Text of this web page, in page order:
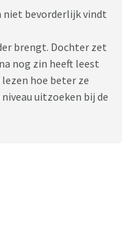
niet bevorderlijk vindt
brengt. Dochter zet
nog zin heeft leest
lezen hoe beter ze
uitzoeken bij de